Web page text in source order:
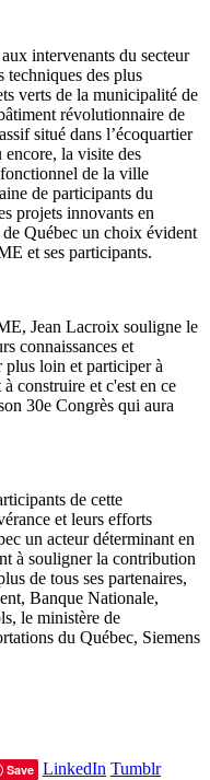
intervenants du secteur
techniques des plus
verts de la municipalité de
révolutionnaire de
situé dans l’écoquartier
la visite des
de la ville
de participants du
projets innovants en
Québec un choix évident
et ses participants.
Jean Lacroix souligne le
connaissances et
plus loin et participer à
construire et c'est en ce
30e Congrès qui aura
de cette
et leurs efforts
un acteur déterminant en
à souligner la contribution
de tous ses partenaires,
Banque Nationale,
le ministère de
du Québec, Siemens
Save LinkedIn Tumblr